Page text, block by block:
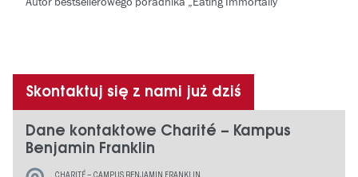
Skontaktuj się z nami już dziś
Dane kontaktowe Charité – Kampus
Benjamin Franklin